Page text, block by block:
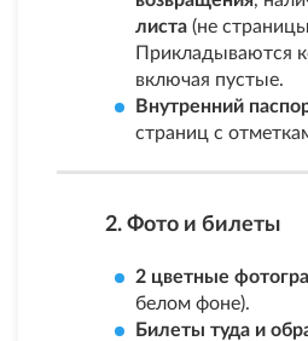
листа (не
Прикладываются
включая пустые.
Внутренний
страниц с
2. Фото и билеты
2 цветные
белом фоне).
Билеты туда и